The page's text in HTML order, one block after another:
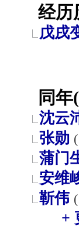
经历
戊戌
同年(
沈云
张勋 (
蒲门
安维
靳伟 (
+